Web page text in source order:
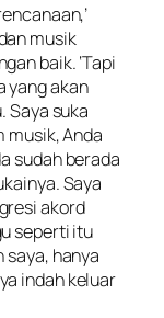
musik
baik. ‘Tapi
yang akan
Saya suka
musik, Anda
sudah berada
Saya
akord
seperti itu
saya, hanya
indah keluar